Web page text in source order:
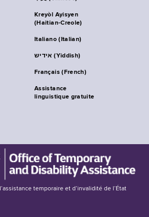
Kreyòl Ayisyen
(Haitian-Creole)
Italiano (Italian)
אידיש (Yiddish)
Français (French)
Assistance
linguistique gratuite
temporaire et d’invalidité de l’État